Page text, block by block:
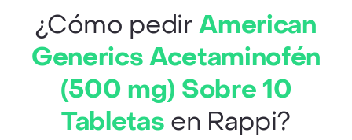
¿Cómo pedirAmerican
Generics Acetaminofén
(500 mg) Sobre 10
Tabletas en Rappi?